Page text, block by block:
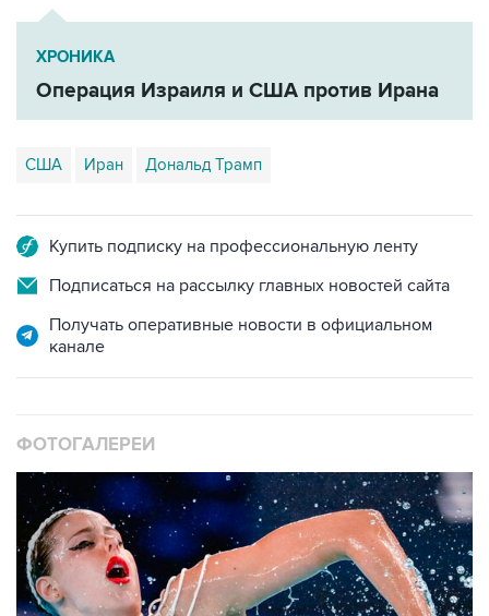
ХРОНИКА
Операция Израиля и США против Ирана
США Иран Дональд Трамп
Купить подписку на профессиональную ленту
Подписаться на рассылку главных новостей сайта
Получать оперативные новости в официальном
канале
ФОТОГАЛЕРЕИ